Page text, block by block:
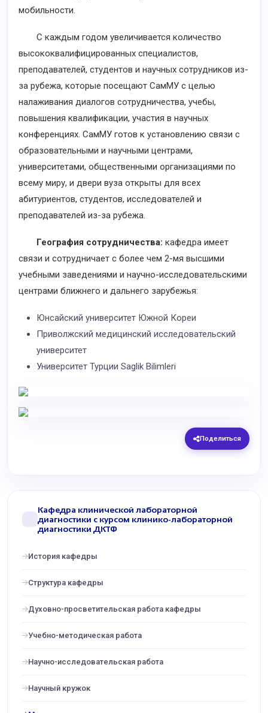
мобильности.
С каждым годом увеличивается количество
высококвалифицированных специалистов,
преподавателей, студентов и научных сотрудников из-
за рубежа, которые посещают СамМУ с целью
налаживания диалогов сотрудничества, учебы,
повышения квалификации, участия в научных
конференциях. СамМУ готов к установлению связи с
образовательными и научными центрами,
университетами, общественными организациями по
всему миру, и двери вуза открыты для всех
абитуриентов, студентов, исследователей и
преподавателей из-за рубежа.
География сотрудничества: кафедра имеет
связи и сотрудничает с более чем 2-мя высшими
учебными заведениями и научно-исследовательскими
центрами ближнего и дальнего зарубежья:
Юнсайский университет Южной Кореи
Приволжский медицинский исследовательский
университет
Университет Турции Saglik Bilimleri
Поделиться
Кафедра клинической лабораторной
диагностики с курсом клинико-лабораторной
диагностики ДКТФ
История кафедры
Структура кафедры
Духовно-просветительская работа кафедры
Учебно-методическая работа
Научно-исследовательская работа
Научный кружок